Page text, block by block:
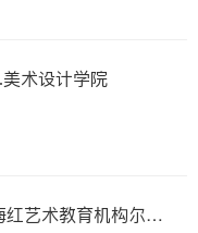
美术设计学院
红艺术教育机构尔湾